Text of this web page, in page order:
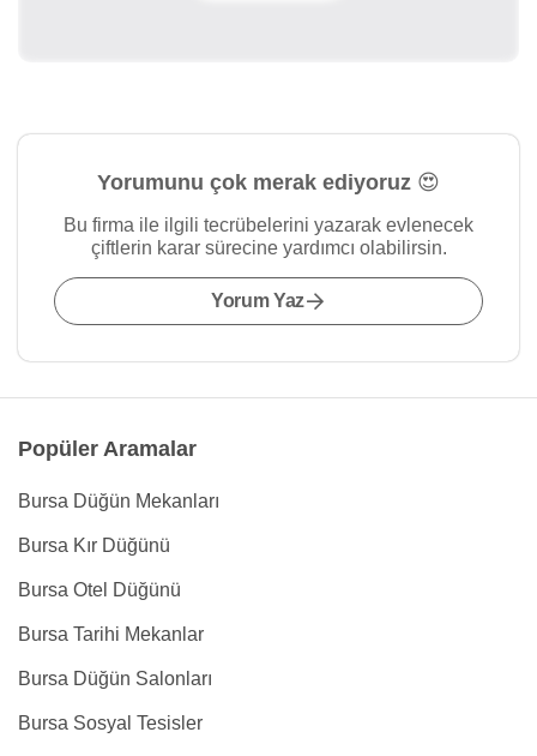
Yorumunu çok merak ediyoruz 😍
Bu firma ile ilgili tecrübelerini yazarak evlenecek
çiftlerin karar sürecine yardımcı olabilirsin.
Yorum Yaz
Popüler Aramalar
Bursa Düğün Mekanları
Bursa Kır Düğünü
Bursa Otel Düğünü
Bursa Tarihi Mekanlar
Bursa Düğün Salonları
Bursa Sosyal Tesisler